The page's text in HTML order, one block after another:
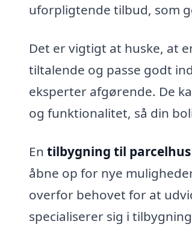
uforpligtende tilbud, som
Det er vigtigt at huske, at
tiltalende og passe godt
eksperter afgørende. De
og funktionalitet, så din
En tilbygning til parcelhus
åbne op for nye
overfor behovet for at
specialiserer sig i